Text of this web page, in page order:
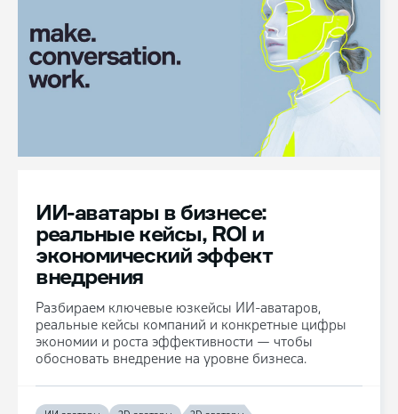
ИИ-аватары в бизнесе:
реальные кейсы, ROI и
экономический эффект
внедрения
Разбираем ключевые юзкейсы ИИ-аватаров,
реальные кейсы компаний и конкретные цифры
экономии и роста эффективности — чтобы
обосновать внедрение на уровне бизнеса.